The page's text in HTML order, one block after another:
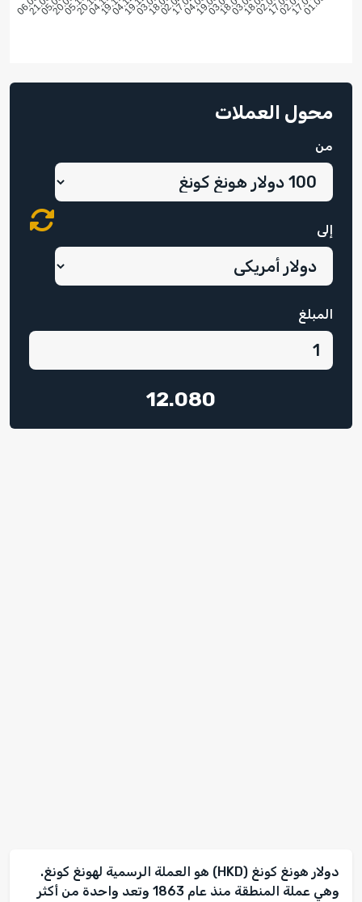
محول العملات
من
إلى
المبلغ
12.080
دولار هونغ كونغ (HKD) هو العملة الرسمية لهونغ كونغ.
وهي عملة المنطقة منذ عام 1863 وتعد واحدة من أكثر